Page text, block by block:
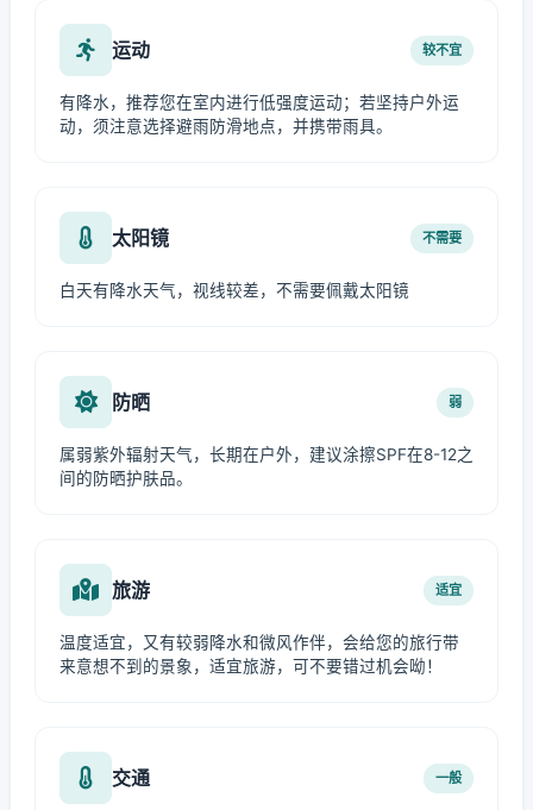
运动 较不宜
有降水，推荐您在室内进行低强度运动；若坚持户外运
动，须注意选择避雨防滑地点，并携带雨具。
太阳镜 不需要
白天有降水天气，视线较差，不需要佩戴太阳镜
防晒 弱
属弱紫外辐射天气，长期在户外，建议涂擦SPF在8-12之
间的防晒护肤品。
旅游 适宜
温度适宜，又有较弱降水和微风作伴，会给您的旅行带
来意想不到的景象，适宜旅游，可不要错过机会呦！
交通 一般